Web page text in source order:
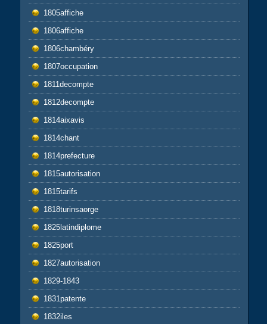
1805affiche
1806affiche
1806chambéry
1807occupation
1811decompte
1812decompte
1814aixavis
1814chant
1814prefecture
1815autorisation
1815tarifs
1818turinsaorge
1825latindiplome
1825port
1827autorisation
1829-1843
1831patente
1832iles